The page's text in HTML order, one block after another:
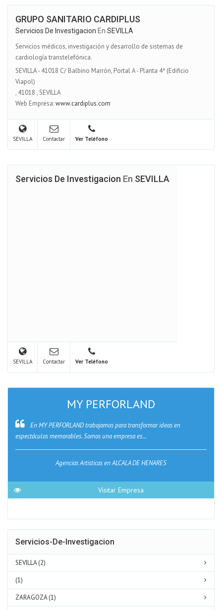
GRUPO SANITARIO CARDIPLUS
Servicios De Investigacion En SEVILLA
Servicios médicos, investigación y desarrollo de sistemas de
cardiología transtelefónica.
SEVILLA - 41018 C/ Balbino Marrón, Portal A - Planta 4ª (Edificio
Viapol)
, 41018 ,SEVILLA
Web Empresa:www.cardiplus.com
SEVILLA Contactar Ver Teléfono
Servicios De Investigacion En SEVILLA
SEVILLA Contactar Ver Teléfono
MY PERFORLAND
En MY PERFORLAND trabajamos para transformar ideas en
espectáculos memorables. Somos una empresa es...
Agencias Artisticas en ALCALA DE HENARES
Visitar Empresa
Servicios-De-Investigacion
SEVILLA (2)
(1)
ZARAGOZA (1)